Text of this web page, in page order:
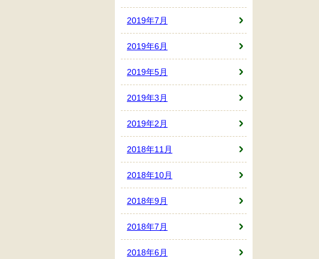
2019年7月
2019年6月
2019年5月
2019年3月
2019年2月
2018年11月
2018年10月
2018年9月
2018年7月
2018年6月